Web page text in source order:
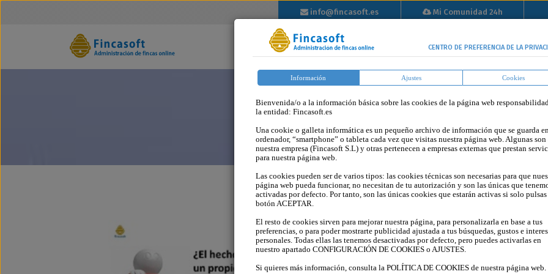
info@fincasoft.es
info@fincasoft.es
Mi Comunidad 24h
Inicio
Horizontal
Tutoriales Tarifas Blog
¿El hecho de que un propietario
moroso implica directamente que
tiene derecho a voto en la Junta?
CENTRO DE PREFERENCIA DE LA
Información Ajustes Cookies
Bienvenida/o a la información básica sobre las cookies de la página web
la entidad: Fincasoft.es
Una cookie o galleta informática es un pequeño archivo de información que se guarda
ordenador, “smartphone” o tableta cada vez que visitas nuestra página web. Algunas son
nuestra empresa (Fincasoft S.L) y otras pertenecen a empresas externas que prestan
para nuestra página web.
Las cookies pueden ser de varios tipos: las cookies técnicas son necesarias para que
página web pueda funcionar, no necesitan de tu autorización y son las únicas que
activadas por defecto. Por tanto, son las únicas cookies que estarán activas si solo
botón ACEPTAR.
El resto de cookies sirven para mejorar nuestra página, para personalizarla en base a tus
preferencias, o para poder mostrarte publicidad ajustada a tus búsquedas, gustos e
personales. Todas ellas las tenemos desactivadas por defecto, pero puedes activarlas en
nuestro apartado CONFIGURACIÓN DE COOKIES o AJUSTES.
Si quieres más información, consulta la POLÍTICA DE COOKIES de nuestra página web.